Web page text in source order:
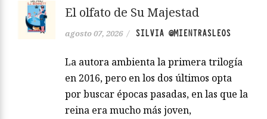
El olfato de Su Majestad
agosto 07, 2026 / SILVIA @MIENTRASLEOS
La autora ambienta la primera trilogía
en 2016, pero en los dos últimos opta
por buscar épocas pasadas, en las que la
reina era mucho más joven,